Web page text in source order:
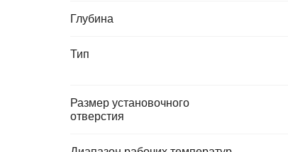
Глубина
Тип
Размер установочного
отверстия